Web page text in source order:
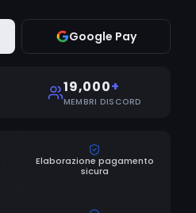
Google Pay
19,000+
MEMBRI DISCORD
Elaborazione pagamento
sicura